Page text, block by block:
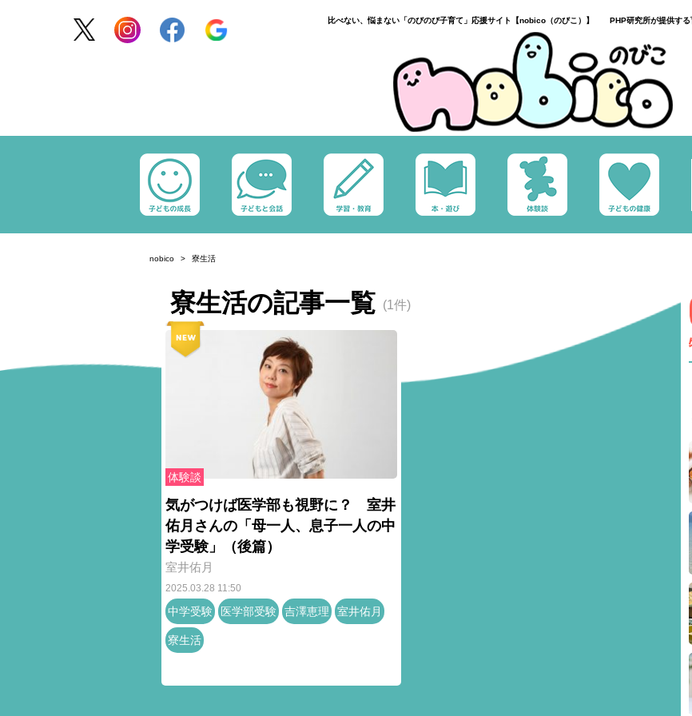
比べない、悩まない「のびのび子育て」応援サイト【nobico（のびこ）】 PHP研究所が提供する
nobico 寮生活
寮生活の記事一覧 (1件)
体験談
気がつけば医学部も視野に？ 室井
佑月さんの「母一人、息子一人の中
学受験」（後篇）
室井佑月
2025.03.28 11:50
中学受験 医学部受験 吉澤恵理 室井佑月
寮生活